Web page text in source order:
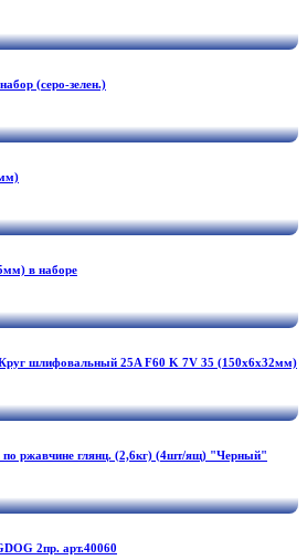
(серо-зелен.)
в наборе
шлифовальный 25A F60 K 7V 35 (150х6х32мм)
ржавчине глянц. (2,6кг) (4шт/ящ) "Черный"
2пр. арт.40060